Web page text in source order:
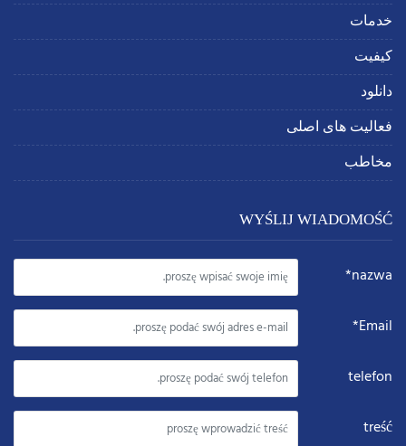
خدمات
کیفیت
دانلود
فعالیت های اصلی
مخاطب
WYŚLIJ WIADOMOŚĆ
nazwa*
Email*
telefon
treść